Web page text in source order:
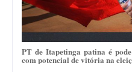
PT de Itapetinga patina é
com potencial de vitória na